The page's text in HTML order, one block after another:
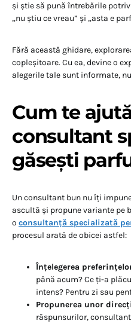
și știe să pună întrebările
„nu știu ce vreau” și „asta e
Fără această ghidare,
copleșitoare. Cu ea, devine o
alegerile tale sunt informate,
Cum te
consultant
găsești
Un consultant bun nu îți
ascultă și propune variante pe
o consultanță specializată
procesul arată de obicei astfel:
Înțelegerea
până acum? Ce ți-a
intens? Pentru zi sau
Propunerea unor
răspunsurilor,